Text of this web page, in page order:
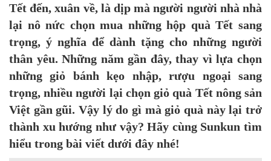
Tết đến, xuân về, là dịp mà người người nhà nhà
lại nô nức chọn mua những hộp quà Tết sang
trọng, ý nghĩa để dành tặng cho những người
thân yêu. Những năm gần đây, thay vì lựa chọn
những giỏ bánh kẹo nhập, rượu ngoại sang
trọng, nhiều người lại chọn giỏ quà Tết nông sản
Việt gần gũi. Vậy lý do gì mà giỏ quà này lại trở
thành xu hướng như vậy? Hãy cùng Sunkun tìm
hiểu trong bài viết dưới đây nhé!